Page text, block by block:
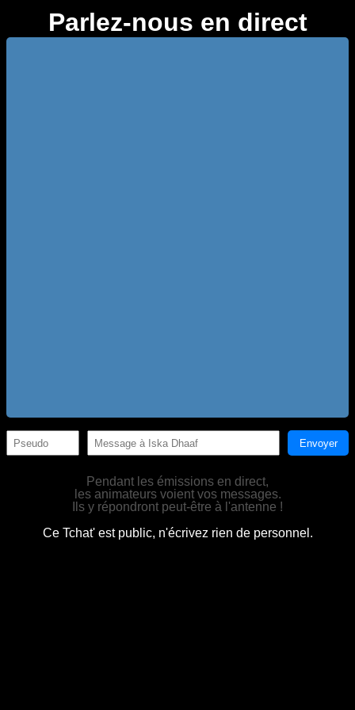
Parlez-nous en direct
Envoyer
Pendant les émissions en direct,
les animateurs voient vos messages.
Ils y répondront peut-être à l'antenne !
Ce Tchat' est public, n'écrivez rien de personnel.